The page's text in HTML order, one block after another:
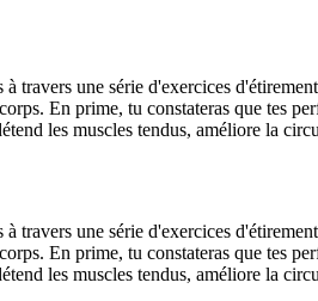
travers une série d'exercices
En prime, tu constateras que tes
les muscles tendus, améliore la
travers une série d'exercices
En prime, tu constateras que tes
les muscles tendus, améliore la